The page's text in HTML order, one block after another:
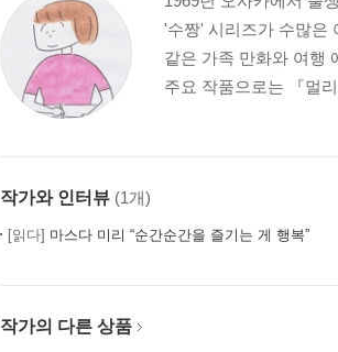
'수짱' 시리즈가 수많은
같은 가족 만화와 여행
주요 작품으로는 『멀
작가와 인터뷰 (1개)
[읽다] 마스다 미리 “순간순간을 즐기는 게 행복”
작가의 다른 상품